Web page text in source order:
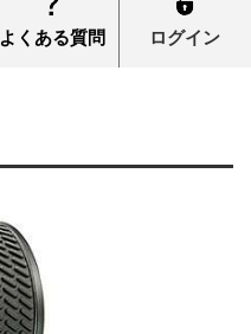
よくある質問 ログイン